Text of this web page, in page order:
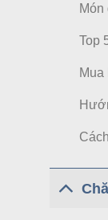
Món
Top